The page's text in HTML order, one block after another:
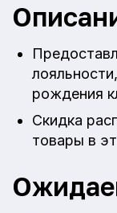
рождения
Скидка
товары в